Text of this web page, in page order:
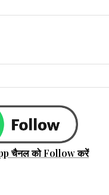
चैनल को Follow करें